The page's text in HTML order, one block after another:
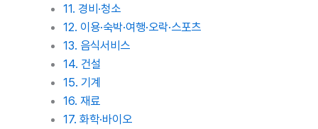
11. 경비·청소
12. 이용·숙박·여행·오락·스포츠
13. 음식서비스
14. 건설
15. 기계
16. 재료
17. 화학·바이오